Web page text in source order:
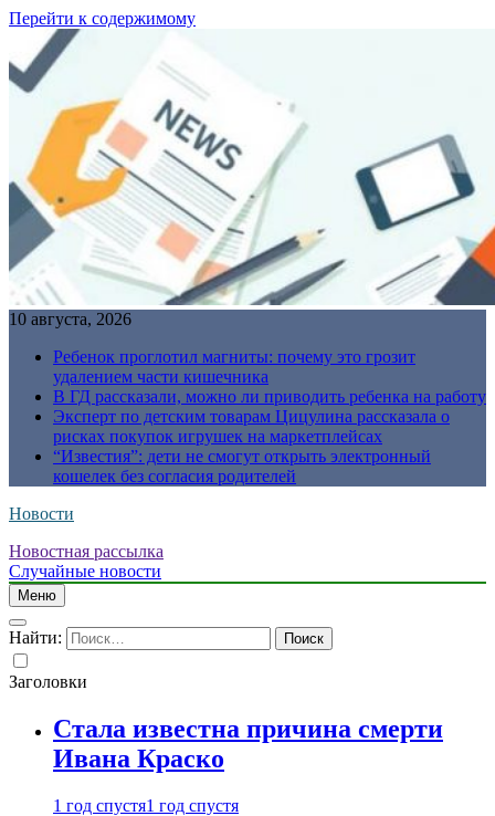
Перейти к содержимому
10 августа, 2026
Ребенок проглотил магниты: почему это грозит
удалением части кишечника
В ГД рассказали, можно ли приводить ребенка на работу
Эксперт по детским товарам Цицулина рассказала о
рисках покупок игрушек на маркетплейсах
“Известия”: дети не смогут открыть электронный
кошелек без согласия родителей
Новости
Новостная рассылка
Случайные новости
Меню
Найти:
Заголовки
Стала известна причина смерти
Ивана Краско
1 год спустя1 год спустя